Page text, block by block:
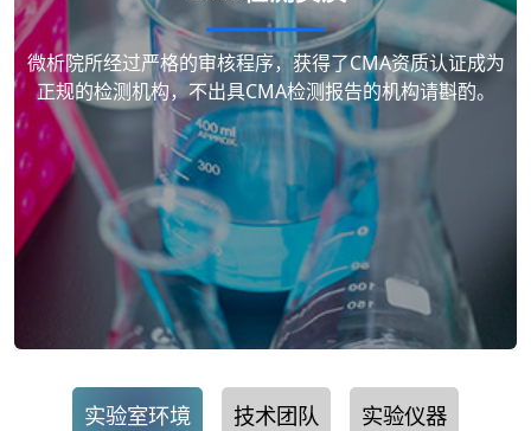
微析院所经过严格的审核程序，获得了CMA资质认证成为
正规的检测机构，不出具CMA检测报告的机构请斟酌。
实验室环境 技术团队 实验仪器